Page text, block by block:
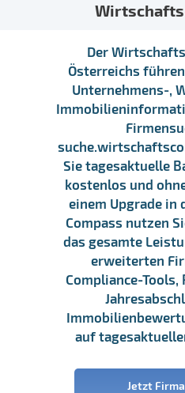
Der
Österreichs
Unternehmens-,
Sie tagesaktuelle
kostenlos und
einem Upgrade
Compass nutzen
das gesamte
erweiterten
Compliance-Tools,
auf
Jetzt